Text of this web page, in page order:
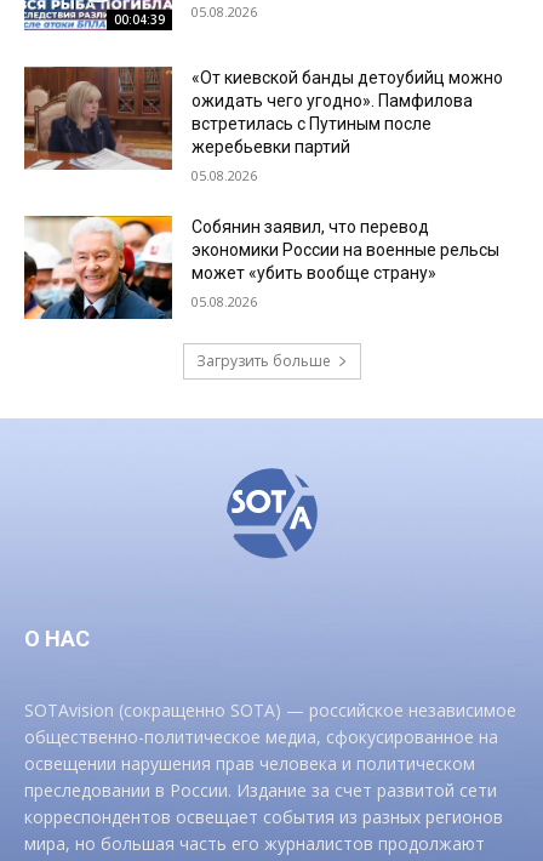
00:04:39 05.08.2026
«От киевской банды детоубийц можно
ожидать чего угодно». Памфилова
встретилась с Путиным после
жеребьевки партий
05.08.2026
Собянин заявил, что перевод
экономики России на военные рельсы
может «убить вообще страну»
05.08.2026
Загрузить больше
О НАС
SOTAvision (сокращенно SOTA) — российское независимое
общественно-политическое медиа, сфокусированное на
освещении нарушения прав человека и политическом
преследовании в России. Издание за счет развитой сети
корреспондентов освещает события из разных регионов
мира, но большая часть его журналистов продолжают